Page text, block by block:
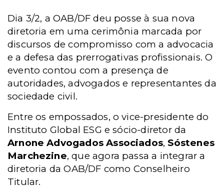
Dia 3/2, aOAB/DFdeu posse à sua nova
diretoria em uma cerimônia marcada por
discursos de compromisso com a advocacia
e a defesa das prerrogativas profissionais. O
evento contou com a presença de
autoridades, advogados e representantes da
sociedade civil.
Entre os empossados, o vice-presidente do
Instituto Global ESG e sócio-diretor da
Arnone Advogados Associados,Sóstenes
Marchezine, que agora passa a integrar a
diretoria da OAB/DF como Conselheiro
Titular.